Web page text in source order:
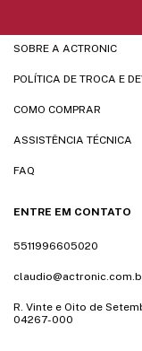
SOBRE A ACTRONIC
POLÍTICA DE TROCA E
COMO COMPRAR
ASSISTÊNCIA TÉCNICA
FAQ
ENTRE EM CONTATO
5511996605020
R. Vinte e Oito de
04267-000